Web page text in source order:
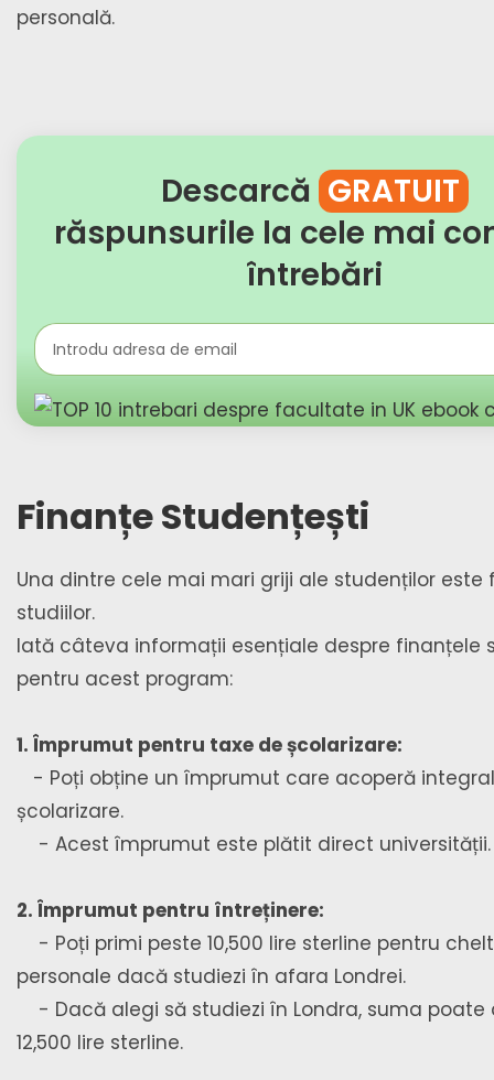
personală.
Descarcă GRATUIT
răspunsurile la cele mai
întrebări
Finanțe Studențești
Una dintre cele mai mari griji ale studenților este
studiilor.
Iată câteva informații esențiale despre finanțele
pentru acest program:
1. Împrumut pentru taxe de școlarizare:
- Poți obține un împrumut care acoperă
școlarizare.
- Acest împrumut este plătit direct universității.
2. Împrumut pentru întreținere:
- Poți primi peste 10,500 lire sterline pentru
personale dacă studiezi în afara Londrei.
- Dacă alegi să studiezi în Londra, suma poate
12,500 lire sterline.